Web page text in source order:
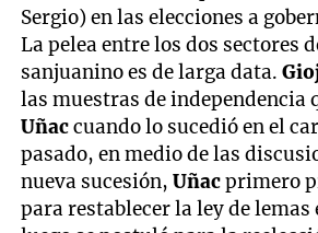
Sergio) en las elecciones a
La pelea entre los dos sectores
sanjuanino es de larga data.
las muestras de independencia
Uñaccuando lo sucedió en el
pasado, en medio de las
nueva sucesión,Uñacprimero
para restablecer la ley de